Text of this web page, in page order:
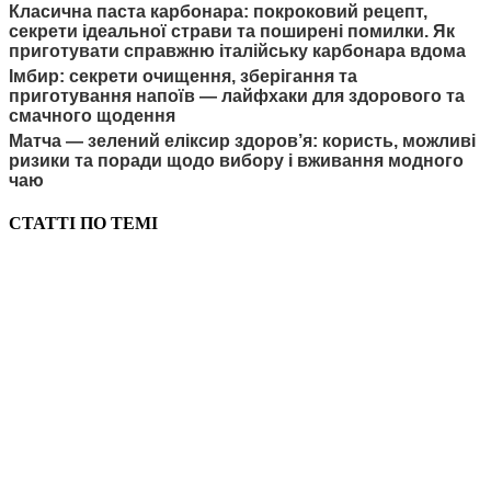
Класична паста карбонара: покроковий рецепт,
секрети ідеальної страви та поширені помилки. Як
приготувати справжню італійську карбонара вдома
Імбир: секрети очищення, зберігання та
приготування напоїв — лайфхаки для здорового та
смачного щодення
Матча — зелений еліксир здоров’я: користь, можливі
ризики та поради щодо вибору і вживання модного
чаю
СТАТТІ ПО ТЕМІ